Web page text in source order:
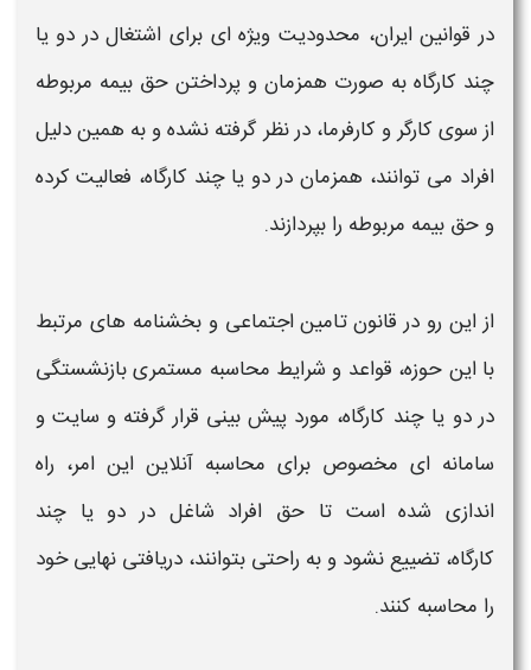
در قوانین ایران، محدودیت ویژه ای برای اشتغال در دو یا
چند کارگاه به صورت همزمان و پرداختن حق بیمه مربوطه
از سوی کارگر و کارفرما، در نظر گرفته نشده و به همین دلیل
افراد می توانند، همزمان دردو یا چند کارگاه، فعالیت کرده
و حق بیمه مربوطه را بپردازند.
از این رو در قانون تامین اجتماعی و بخشنامه های مرتبط
با این حوزه، قواعد و شرایط محاسبه مستمری بازنشستگی
در دو یا چند کارگاه، مورد پیش بینی قرار گرفته و سایت و
سامانه ای مخصوص برای محاسبه آنلاین این امر، راه
اندازی شده است تا حق افراد شاغل در دو یا چند
کارگاه، تضییع نشود و به راحتی بتوانند، دریافتی نهایی خود
را محاسبه کنند.